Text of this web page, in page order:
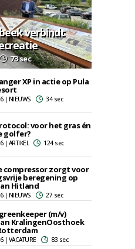
verbindt
73 sec
XP in actie op Pula
| NIEUWS 34 sec
voor het gras én
golfer?
| ARTIKEL 124 sec
compressor zorgt voor
beregening op
Hitland
| NIEUWS 27 sec
(m/v)
KralingenOosthoek
| VACATURE 83 sec